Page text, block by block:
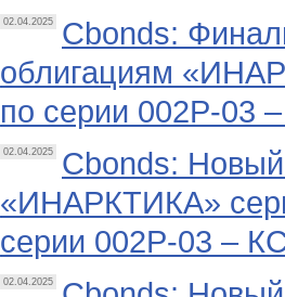
02.04.2025
Cbonds:
облигациям
по серии 002Р-03
02.04.2025
Cbonds: Новый
«ИНАРКТИКА»
серии 002Р-03 –
02.04.2025